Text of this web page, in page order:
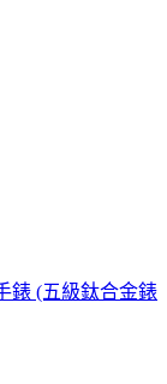
錶 (五級鈦合金錶